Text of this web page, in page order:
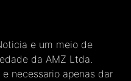
e um meio de
da AMZ Ltda.
necessario apenas dar